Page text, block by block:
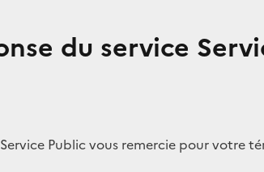
du service
Public vous remercie pour votre